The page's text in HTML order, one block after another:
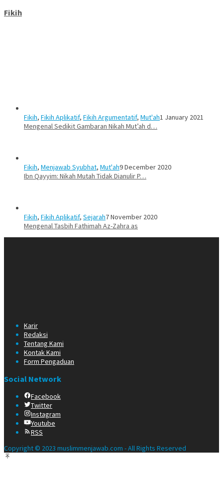
Fikih
Fikih, Fikih Aplikatif, Fikih Argumentatif, Mut'ah1 January 2021
Mengenal Sedikit Gambaran Nikah Mut’ah d…
Fikih, Menjawab Syubhat, Mut'ah9 December 2020
Ibn Qayyim: Nikah Mutah Tidak Dianulir P…
Fikih, Fikih Aplikatif, Sejarah7 November 2020
Mengenal Tasbih Fathimah Az-Zahra as
Karir
Redaksi
Tentang Kami
Kontak Kami
Form Pengaduan
Social Network
Facebook
Twitter
Instagram
Youtube
RSS
Copyright © 2023 muslimmenjawab.com - All Rights Reserved